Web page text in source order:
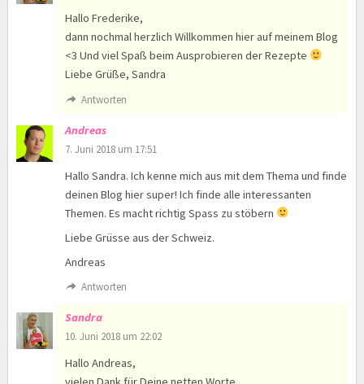
Hallo Frederike,
dann nochmal herzlich Willkommen hier auf meinem Blog
<3 Und viel Spaß beim Ausprobieren der Rezepte
Liebe Grüße, Sandra
Antworten
Andreas
7. Juni 2018 um 17:51
Hallo Sandra. Ich kenne mich aus mit dem Thema und finde
deinen Blog hier super! Ich finde alle interessanten
Themen. Es macht richtig Spass zu stöbern
Liebe Grüsse aus der Schweiz.
Andreas
Antworten
Sandra
10. Juni 2018 um 22:02
Hallo Andreas,